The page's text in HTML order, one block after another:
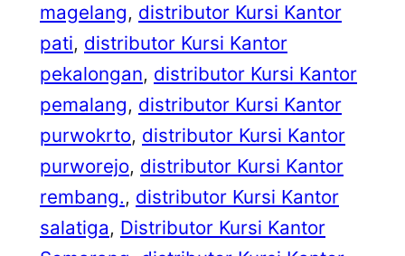
magelang, distributor Kursi Kantor
pati, distributor Kursi Kantor
pekalongan, distributor Kursi Kantor
pemalang, distributor Kursi Kantor
purwokrto, distributor Kursi Kantor
purworejo, distributor Kursi Kantor
rembang., distributor Kursi Kantor
salatiga, Distributor Kursi Kantor